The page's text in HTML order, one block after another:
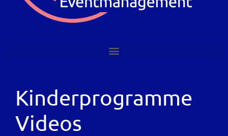
Kinderprogramme
Videos